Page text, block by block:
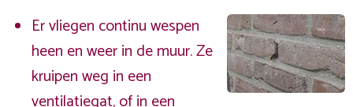
Er vliegen continu wespen
heen en weer in de muur. Ze
kruipen weg in een